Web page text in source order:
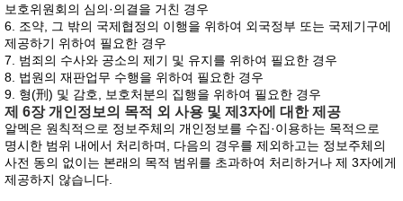
보호위원회의 심의·의결을 거친 경우
6. 조약, 그 밖의 국제협정의 이행을 위하여 외국정부 또는 국제기구에
제공하기 위하여 필요한 경우
7. 범죄의 수사와 공소의 제기 및 유지를 위하여 필요한 경우
8. 법원의 재판업무 수행을 위하여 필요한 경우
9. 형(刑) 및 감호, 보호처분의 집행을 위하여 필요한 경우
제 6장 개인정보의 목적 외 사용 및 제3자에 대한 제공
알멕은 원칙적으로 정보주체의 개인정보를 수집·이용하는 목적으로
명시한 범위 내에서 처리하며, 다음의 경우를 제외하고는 정보주체의
사전 동의 없이는 본래의 목적 범위를 초과하여 처리하거나 제 3자에게
제공하지 않습니다.